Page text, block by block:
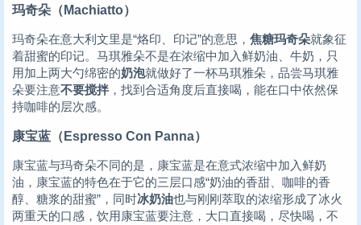
玛奇朵（Machiatto）
玛奇朵在意大利文里是“烙印、印记”的意思， 焦糖玛奇朵就象征
着甜蜜的印记。马琪雅朵不是在浓缩中加入鲜奶油、牛奶，只
用加上两大勺绵密的奶泡就做好了一杯马琪雅朵，品尝马琪雅
朵要注意不要搅拌 ，找到合适角度后直接喝，能在口中依然保
持咖啡的层次感。
康宝蓝（Espresso Con Panna）
康宝蓝与玛奇朵不同的是，康宝蓝是在意式浓缩中加入鲜奶
油，康宝蓝的特色在于它的三层口感“奶油的香甜、咖啡的香
醇、糖浆的甜蜜”，同时冰奶油也与刚刚萃取的浓缩形成了冰火
两重天的口感，饮用康宝蓝要注意，大口直接喝，尽快喝，不